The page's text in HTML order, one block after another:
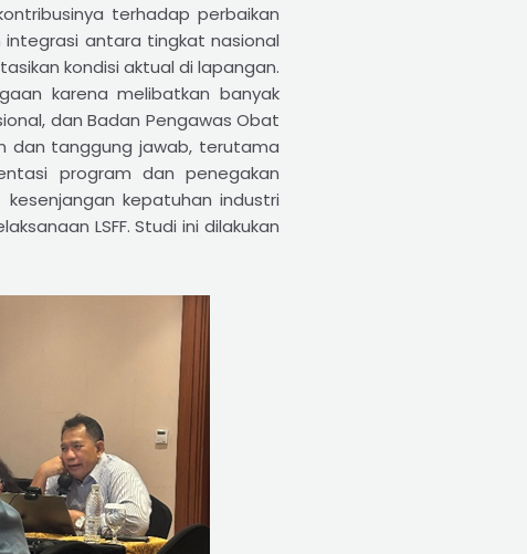
terhadap perbaikan
antara tingkat nasional
kondisi aktual di lapangan.
karena melibatkan banyak
dan Badan Pengawas Obat
dan tanggung jawab, terutama
program dan penegakan
kepatuhan industri
LSFF. Studi ini dilakukan